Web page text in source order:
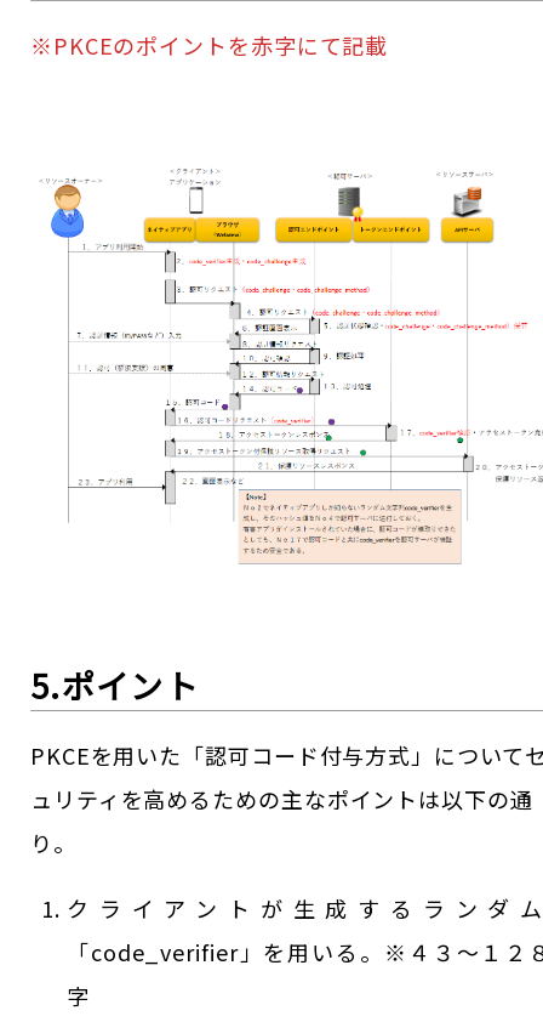
※PKCEのポイントを赤字にて記載
5.ポイント
PKCEを用いた「認可コード付与方式」について
ュリティを高めるための主なポイントは以下の通
り。
クライアントが生成するランダ
「code_verifier」を用いる。※４３～１２
字